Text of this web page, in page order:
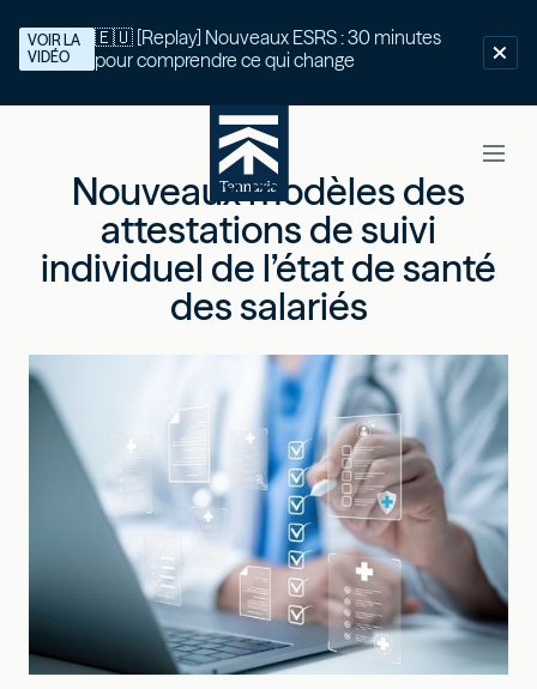
🇪🇺 [Replay] Nouveaux ESRS : 30 minutes
pour comprendre ce qui change
VOIR LA
VIDÉO
Nouveaux modèles des
attestations de suivi
individuel de l’état de santé
des salariés